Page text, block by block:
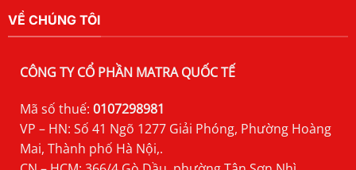
VỀ CHÚNG TÔI
CÔNG TY CỔ PHẦN MATRA QUỐC TẾ
Mã số thuế: 0107298981
VP – HN: Số 41 Ngõ 1277 Giải Phóng, Phường Hoàng
Mai, Thành phố Hà Nội,.